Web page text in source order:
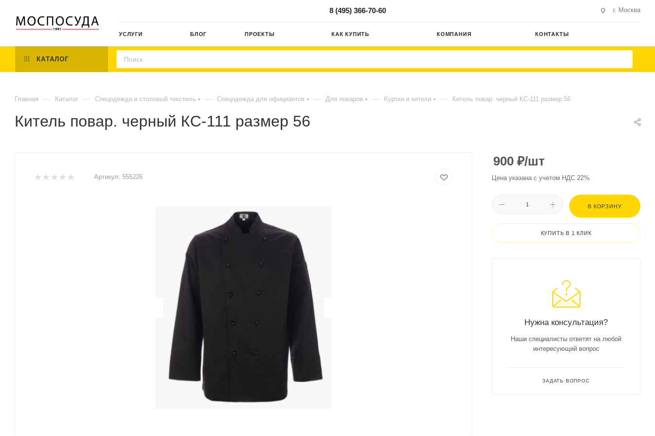
8 (495) 366-70-60 г. Москва
УСЛУГИ БЛОГ ПРОЕКТЫ КАК КУПИТЬ КОМПАНИЯ КОНТАКТЫ
КАТАЛОГ
Главная — Каталог — Спецодежда и столовый текстиль — Спецодежда для официантов — Для поваров — Куртки и кители — Китель повар. черный КС-111 размер 56
Китель повар. черный КС-111 размер 56
Артикул: 555226
900 ₽/шт
Цена указана с учетом НДС 22%
В КОРЗИНУ
КУПИТЬ В 1 КЛИК
Нужна консультация?
Наши специалисты ответят на любой
интересующий вопрос
ЗАДАТЬ ВОПРОС